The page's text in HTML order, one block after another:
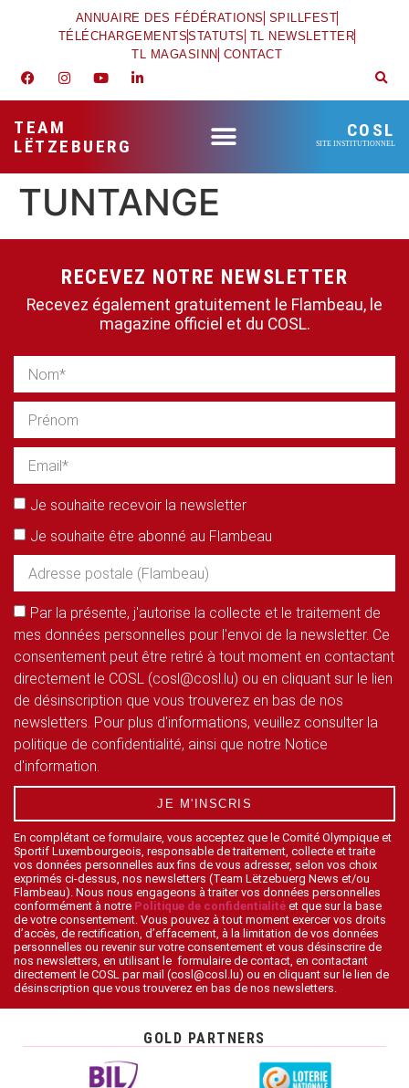
ANNUAIRE DES FÉDÉRATIONS SPILLFEST
TÉLÉCHARGEMENTSSTATUTS TL NEWSLETTER
TL MAGASINN CONTACT
TEAM
LËTZEBUERG
COSL
SITE INSTITUTIONNEL
TUNTANGE
RECEVEZ NOTRE NEWSLETTER
Recevez également gratuitement le Flambeau, le
magazine officiel et du COSL.
Je souhaite recevoir la newsletter
Je souhaite être abonné au Flambeau
Par la présente, j'autorise la collecte et le traitement de
mes données personnelles pour l'envoi de la newsletter. Ce
consentement peut être retiré à tout moment en contactant
directement le COSL (cosl@cosl.lu) ou en cliquant sur le lien
de désinscription que vous trouverez en bas de nos
newsletters. Pour plus d'informations, veuillez consulter la
politique de confidentialité, ainsi que notre Notice
d'information.
JE M'INSCRIS
En complétant ce formulaire, vous acceptez que le Comité Olympique et
Sportif Luxembourgeois, responsable de traitement, collecte et traite
vos données personnelles aux fins de vous adresser, selon vos choix
exprimés ci-dessus, nos newsletters (Team Lëtzebuerg News et/ou
Flambeau). Nous nous engageons à traiter vos données personnelles
conformément à notre Politique de confidentialité et que sur la base
de votre consentement. Vous pouvez à tout moment exercer vos droits
d’accès, de rectification, d’effacement, à la limitation de vos données
personnelles ou revenir sur votre consentement et vous désinscrire de
nos newsletters, en utilisant le formulaire de contact, en contactant
directement le COSL par mail (cosl@cosl.lu) ou en cliquant sur le lien de
désinscription que vous trouverez en bas de nos newsletters.
GOLD PARTNERS